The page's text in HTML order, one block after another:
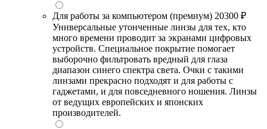
Для работы за компьютером (премиум) 20300 ₽
Универсальные утонченные линзы для тех, кто
много времени проводит за экранами цифровых
устройств. Специальное покрытие помогает
выборочно фильтровать вредный для глаза
диапазон синего спектра света. Очки с такими
линзами прекрасно подходят и для работы с
гаджетами, и для повседневного ношения. Линзы
от ведущих европейских и японских
производителей.